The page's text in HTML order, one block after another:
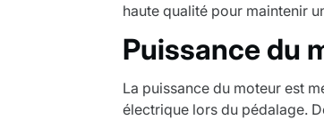
haute qualité pour maintenir
Puissance du
La puissance du moteur est
électrique lors du pédalage.